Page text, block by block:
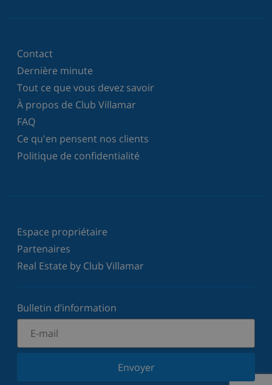
Contact
Dernière minute
Tout ce que vous devez savoir
À propos de Club Villamar
FAQ
Ce qu'en pensent nos clients
Politique de confidentialité
Espace propriétaire
Partenaires
Real Estate by Club Villamar
Bulletin d’information
Envoyer